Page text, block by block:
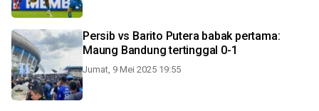
Persib vs Barito Putera babak pertama:
Maung Bandung tertinggal 0-1
Jumat, 9 Mei 2025 19:55